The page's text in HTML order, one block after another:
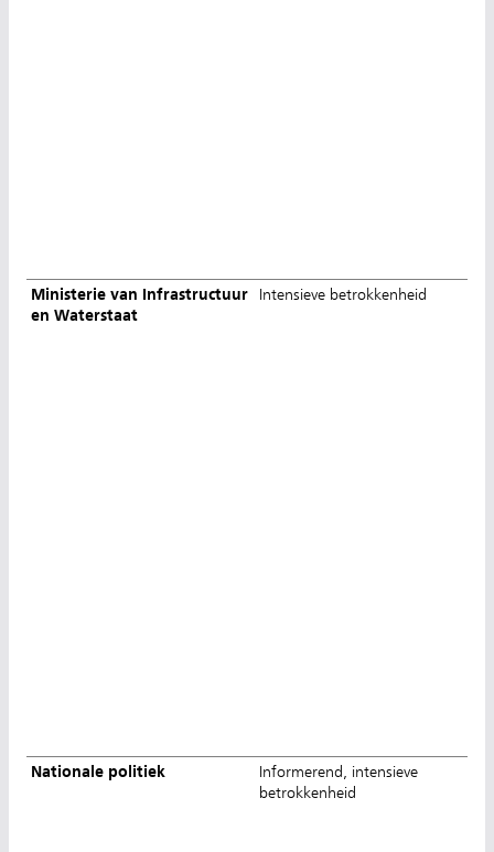
Ministerie van Infrastructuur
en Waterstaat
Intensieve betrokkenheid
Nationale politiek
Informerend, intensieve
betrokkenheid